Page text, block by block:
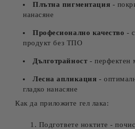
Плътна пигментация -
нанасяне
Професионално качество -
продукт без ТПО
Дълготрайност - перфектен
Лесна апликация -
гладко нанасяне
Как да приложите гел лака:
Подгответе ноктите -